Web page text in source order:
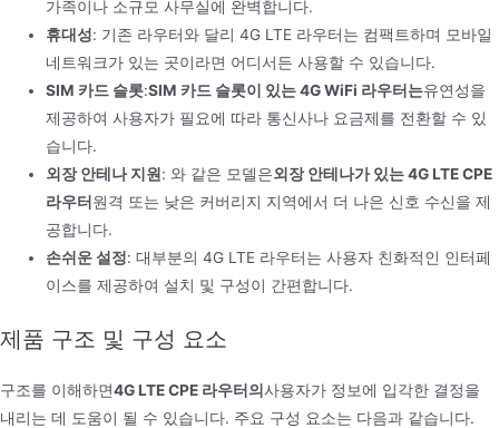
가족이나 소규모 사무실에 완벽합니다.
휴대성: 기존 라우터와 달리 4G LTE 라우터는 컴팩트하며 모바일
네트워크가 있는 곳이라면 어디서든 사용할 수 있습니다.
SIM 카드 슬롯:SIM 카드 슬롯이 있는 4G WiFi 라우터는유연성을
제공하여 사용자가 필요에 따라 통신사나 요금제를 전환할 수 있
습니다.
외장 안테나 지원 : 와 같은 모델은외장 안테나가 있는 4G LTE CPE
라우터 원격 또는 낮은 커버리지 지역에서 더 나은 신호 수신을 제
공합니다.
손쉬운 설정: 대부분의 4G LTE 라우터는 사용자 친화적인 인터페
이스를 제공하여 설치 및 구성이 간편합니다.
제품 구조 및 구성 요소
구조를 이해하면4G LTE CPE 라우터의사용자가 정보에 입각한 결정을
내리는 데 도움이 될 수 있습니다. 주요 구성 요소는 다음과 같습니다.